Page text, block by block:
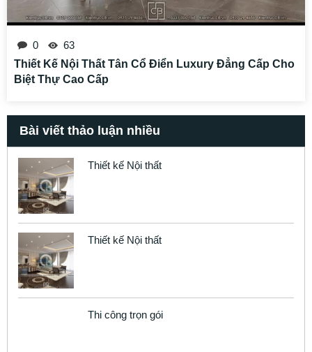
0
63
Thiết Kế Nội Thất Tân Cổ Điển Luxury Đẳng Cấp Cho
Biệt Thự Cao Cấp
Bài viết thảo luận nhiều
Thiết kế Nội thất
Thiết kế Nội thất
Thi công trọn gói